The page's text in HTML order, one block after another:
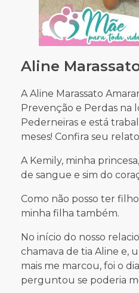
Aline
A Aline Marassato
Prevenção e Perdas na
Pederneiras e está
meses! Confira seu
A Kemily, minha
de sangue e sim do
Como não posso ter
minha filha também.
No início do nosso
chamava de tia Aline e,
mais me marcou, foi o
perguntou se poderia